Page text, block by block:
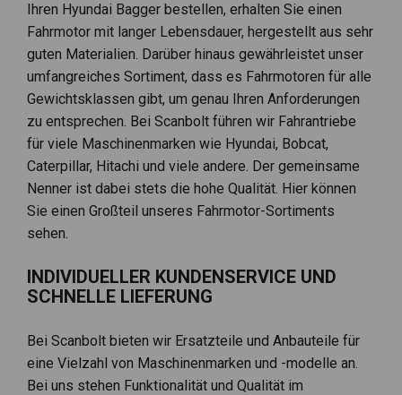
Ihren Hyundai Bagger bestellen, erhalten Sie einen
Fahrmotor mit langer Lebensdauer, hergestellt aus sehr
guten Materialien. Darüber hinaus gewährleistet unser
umfangreiches Sortiment, dass es Fahrmotoren für alle
Gewichtsklassen gibt, um genau Ihren Anforderungen
zu entsprechen. Bei Scanbolt führen wir Fahrantriebe
für viele Maschinenmarken wie Hyundai, Bobcat,
Caterpillar, Hitachi und viele andere. Der gemeinsame
Nenner ist dabei stets die hohe Qualität. Hier können
Sie einen Großteil unseres Fahrmotor-Sortiments
sehen.
INDIVIDUELLER KUNDENSERVICE UND
SCHNELLE LIEFERUNG
Bei Scanbolt bieten wir Ersatzteile und Anbauteile für
eine Vielzahl von Maschinenmarken und -modelle an.
Bei uns stehen Funktionalität und Qualität im